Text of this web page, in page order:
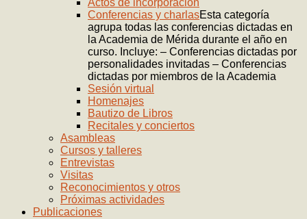
Actos de incorporación
Conferencias y charlasEsta categoría
agrupa todas las conferencias dictadas en
la Academia de Mérida durante el año en
curso. Incluye: – Conferencias dictadas por
personalidades invitadas – Conferencias
dictadas por miembros de la Academia
Sesión virtual
Homenajes
Bautizo de Libros
Recitales y conciertos
Asambleas
Cursos y talleres
Entrevistas
Visitas
Reconocimientos y otros
Próximas actividades
Publicaciones